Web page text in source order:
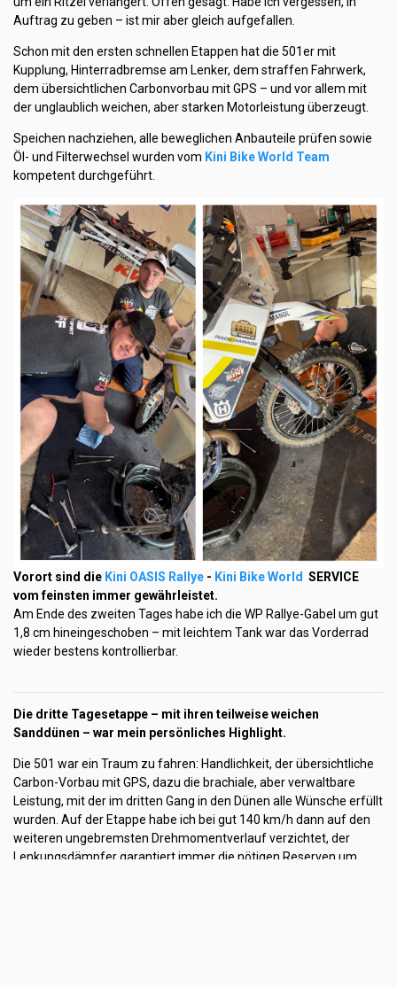
Auftrag zu geben – ist mir aber gleich aufgefallen.
Schon mit den ersten schnellen Etappen hat die 501er mit
Kupplung, Hinterradbremse am Lenker, dem straffen Fahrwerk,
dem übersichtlichen Carbonvorbau mit GPS – und vor allem mit
der unglaublich weichen, aber starken Motorleistung überzeugt.
Speichen nachziehen, alle beweglichen Anbauteile prüfen sowie
Öl- und Filterwechsel wurden vom Kini Bike World Team
kompetent durchgeführt.
Vorort sind die Kini OASIS Rallye - Kini Bike World SERVICE
vom feinsten immer gewährleistet.
Am Ende des zweiten Tages habe ich die WP Rallye-Gabel um gut
1,8 cm hineingeschoben – mit leichtem Tank war das Vorderrad
wieder bestens kontrollierbar.
Die dritte Tagesetappe – mit ihren teilweise weichen
Sanddünen – war mein persönliches Highlight.
Die 501 war ein Traum zu fahren: Handlichkeit, der übersichtliche
Carbon-Vorbau mit GPS, dazu die brachiale, aber verwaltbare
Leistung, mit der im dritten Gang in den Dünen alle Wünsche erfüllt
wurden. Auf der Etappe habe ich bei gut 140 km/h dann auf den
weiteren ungebremsten Drehmomentverlauf verzichtet, der
Lenkungsdämpfer garantiert immer die nötigen Reserven um